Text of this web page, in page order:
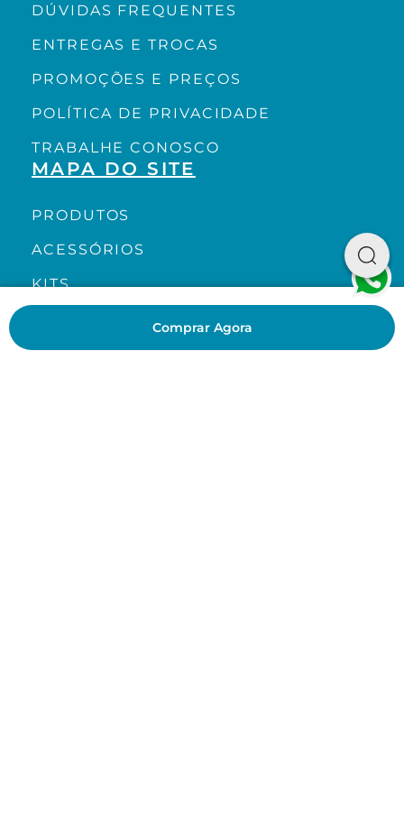
Comprar Agora
DÚVIDAS FREQUENTES
ENTREGAS E TROCAS
PROMOÇÕES E PREÇOS
POLÍTICA DE PRIVACIDADE
TRABALHE CONOSCO
MAPA DO SITE
PRODUTOS
ACESSÓRIOS
KITS
CH LOVERS